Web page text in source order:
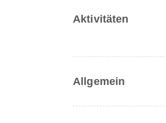
Aktivitäten
Allgemein